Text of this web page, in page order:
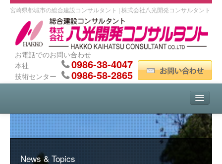
宮崎県都城市の総合建設コンサルタント | 株式会社八光開発コンサルタント
お電話でのお問い合わせ
本社
0986-38-4047
技術センター 0986-58-2865
HOME
会社案内
News & Topics